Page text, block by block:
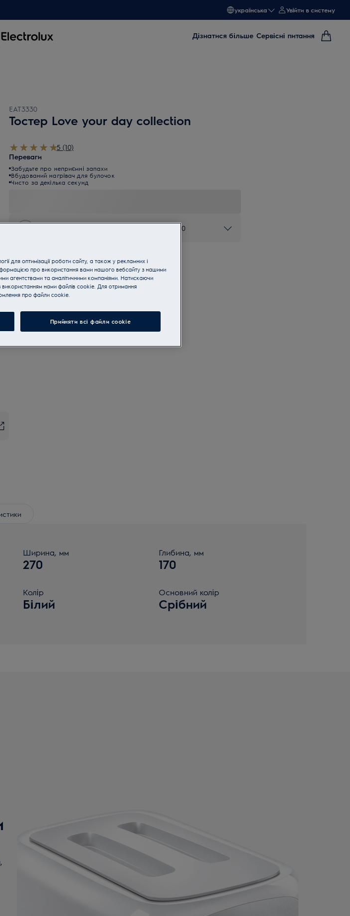
українська Увійти в систему
Дізнатися більше Сервісні питання
EAT3330
Тостер Love your day collection
5 (10)
Переваги
Забудьте про неприємні запахи
Вбудований нагрівач для булочок
Чисто за декілька секунд
Купуйте техніку за телефоном 0 800 50 80 20
Ширина, мм
270
Глибина, мм
170
Колір
Білий
Основний колір
Срібний
для оптимізації роботи сайту, а також у рекламних і
про використання вами нашого вебсайту з нашими
агентствами та аналітичними компаніями. Натискаючи
нами файлів cookie. Для отримання
прo файли cookie.
Прийняти всі файли сookie